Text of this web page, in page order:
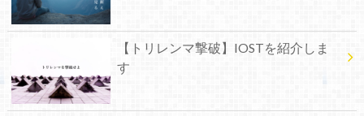
【トリレンマ撃破】IOSTを紹介しま
す